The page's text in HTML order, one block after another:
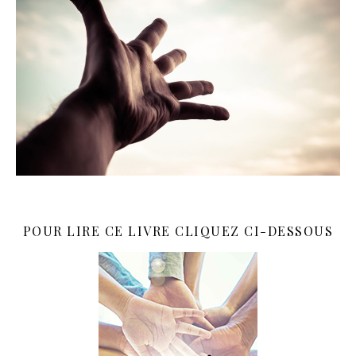
POUR LIRE CE LIVRE CLIQUEZ CI-DESSOUS